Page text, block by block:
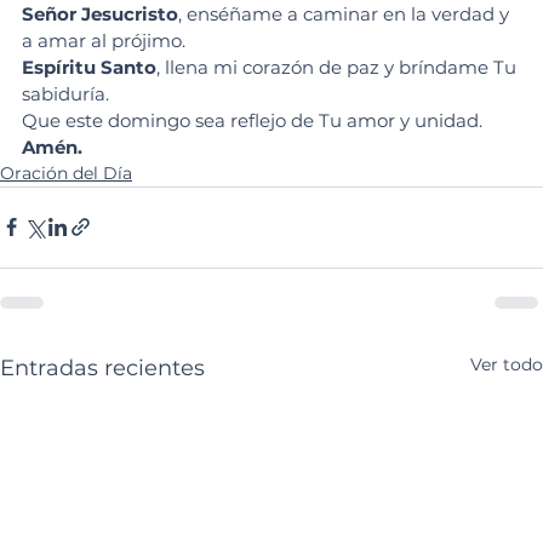
Señor Jesucristo, enséñame a caminar en la verdad y
a amar al prójimo.
Espíritu Santo, llena mi corazón de paz y bríndame Tu
sabiduría.
Que este domingo sea reflejo de Tu amor y unidad.
Amén.
Oración del Día
Entradas recientes Ver todo